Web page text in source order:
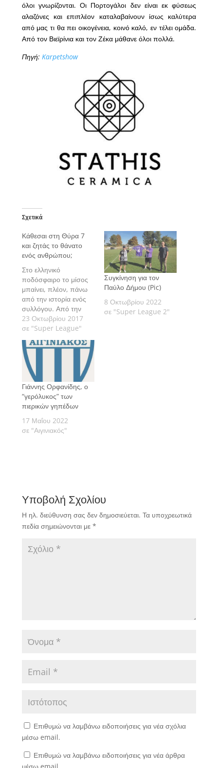
όλοι γνωρίζονται. Οι Πορτογάλοι δεν είναι εκ φύσεως
αλαζόνες και επιπλέον καταλαβαίνουν ίσως καλύτερα
από μας τι θα πει οικογένεια, κοινό καλό, εν τέλει ομάδα.
Από τον Βιεϊρίνια και τον Ζέκα μάθανε όλοι πολλά.
Πηγή: Karpetshow
Σχετικά
Κάθεσαι στη Θύρα 7
και ζητάς το θάνατο
ενός ανθρώπου;
Στο ελληνικό
ποδόσφαιρο το μίσος
μπαίνει, πλέον, πάνω
από την ιστορία ενός
συλλόγου. Από την
περηφάνια, τη μνήμη
του. Ο θάνατος δεν
μπορεί να έχει καμία
θέση στη Θύρα 7.
Γράφει ο Αλέξανδρος
Σόμογλου.
23 Οκτωβρίου 2017
σε "Super League"
Συγκίνηση για τον
Παύλο Δήμου (Pic)
8 Οκτωβρίου 2022
σε "Super League 2"
Γιάννης Ορφανίδης, ο
“γερόλυκος” των
πιερικών γηπέδων
17 Μαΐου 2022
σε "Αιγινιακός"
Υποβολή Σχολίου
Η ηλ. διεύθυνση σας δεν δημοσιεύεται. Τα υποχρεωτικά
πεδία σημειώνονται με *
Επιθυμώ να λαμβάνω ειδοποιήσεις για νέα σχόλια
μέσω email.
Επιθυμώ να λαμβάνω ειδοποιήσεις για νέα άρθρα